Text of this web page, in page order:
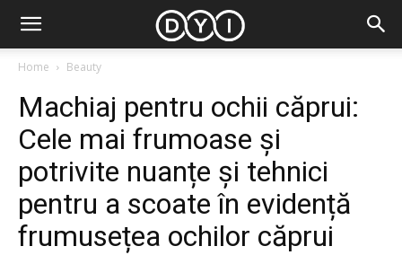
Home Beauty
Machiaj pentru ochii căprui:
Cele mai frumoase și
potrivite nuanțe și tehnici
pentru a scoate în evidență
frumusețea ochilor căprui